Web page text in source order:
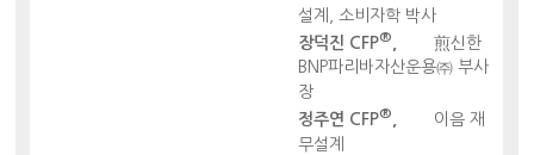
설계, 소비자학 박사
장덕진 CFP®
煎신한
BNP파리바자산운용㈜ 부사
장
정주연 CFP®
이음 재
무설계